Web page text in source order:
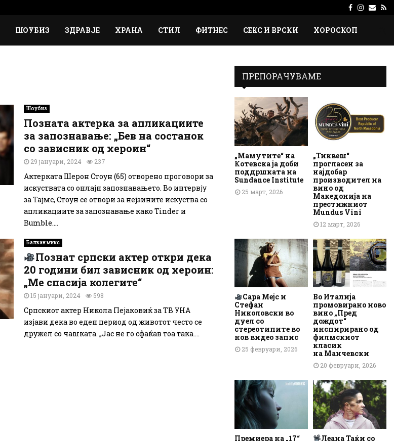
Facebook
ШОУБИЗ ЗДРАВЈЕ ХРАНА СТИЛ ФИТНЕС СЕКС И ВРСКИ ХОРОСКОП
Шоубиз
Позната актерка за апликациите
за запознавање: „Бев на состанок
со зависник од хероин“
29 јануари, 2024 237
Актерката Шерон Стоун (65) отворено проговори за
искуствата со онлајн запознавањето. Во интервју
за Тајмс, Стоун се отвори за нејзините искуства со
апликациите за запознавање како Tinder и
Bumble....
Балкан микс
Познат српски актер откри дека
20 години бил зависник од хероин:
„Ме спасија колегите“
15 јануари, 2024 598
Српскиот актер Никола Пејаковиќ за ТВ УНА
изјави дека во еден период од животот често се
дружел со чашката. „Јас не го сфаќав тоа така....
ПРЕПОРАЧУВАМЕ
„Мамутите“ на
Котевска ја доби
поддршката на
Sundance Institute
25 март, 2026
„Тиквеш“
прогласен за
најдобар
производител на
вино од
Македонија на
престижниот
Mundus Vini
12 март, 2026
Сара Мејс и
Стефан
Николовски во
дуел со
стереотипите во
нов видео запис
25 февруари, 2026
Во Италија
промовирано ново
вино „Пред
дождот“
инспирирано од
филмскиот
класик
на Манчевски
20 февруари, 2026
Премиера на „17“
Леана Таќи со